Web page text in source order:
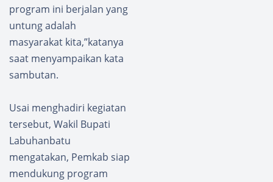
program ini berjalan yang
untung adalah
masyarakat kita,”katanya
saat menyampaikan kata
sambutan.
Usai menghadiri kegiatan
tersebut, Wakil Bupati
Labuhanbatu
mengatakan, Pemkab siap
mendukung program